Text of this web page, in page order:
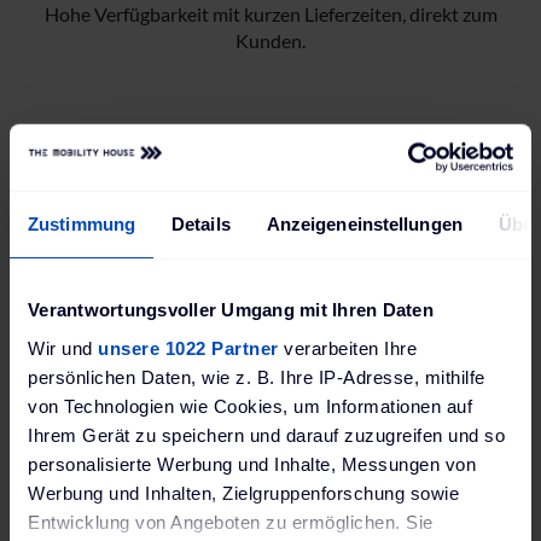
Zustimmung Details Anzeigeneinstellungen
Verantwortungsvoller Umgang mit Ihren Daten
Wir und unsere 1022 Partner verarbeiten Ihre
persönlichen Daten, wie z. B. Ihre IP-Adresse, mithilfe
von Technologien wie Cookies, um Informationen auf
Ihrem Gerät zu speichern und darauf zuzugreifen und so
personalisierte Werbung und Inhalte, Messungen von
Werbung und Inhalten, Zielgruppenforschung sowie
Entwicklung von Angeboten zu ermöglichen. Sie
Hohe Verfügbarkeit mit kurzen Lieferzeiten, direkt zum
Kunden.
Persönliche Beratung durch Fachexpert:innen.
Neues Partnerkonto eröffnen